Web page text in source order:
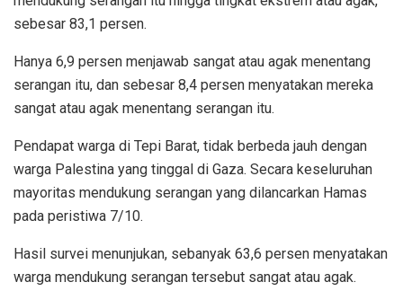
sebesar 83,1 persen.
Hanya 6,9 persen menjawab sangat atau agak menentang
serangan itu, dan sebesar 8,4 persen menyatakan mereka
sangat atau agak menentang serangan itu.
Pendapat warga di Tepi Barat, tidak berbeda jauh dengan
warga Palestina yang tinggal di Gaza. Secara keseluruhan
mayoritas mendukung serangan yang dilancarkan Hamas
pada peristiwa 7/10.
Hasil survei menunjukan, sebanyak 63,6 persen menyatakan
warga mendukung serangan tersebut sangat atau agak.